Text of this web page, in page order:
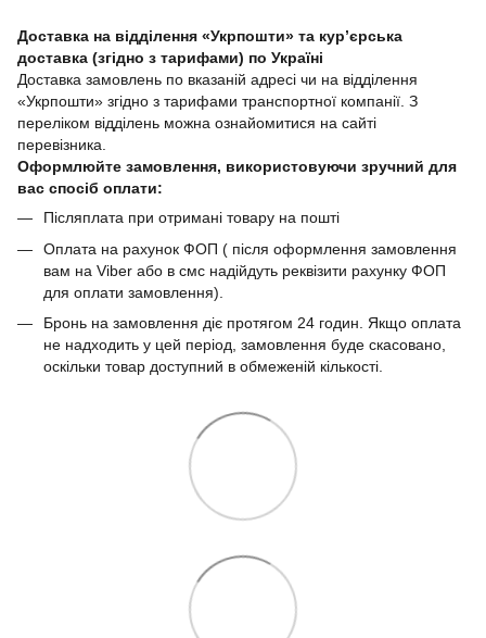
Доставка на відділення «Укрпошти» та кур’єрська
доставка (згідно з тарифами) по Україні
Доставка замовлень по вказаній адресі чи на відділення
«Укрпошти» згідно з тарифами транспортної компанії. З
переліком відділень можна ознайомитися на сайті
перевізника.
Оформлюйте замовлення, використовуючи зручний для
вас спосіб оплати:
Післяплата при отримані товару на пошті
Оплата на рахунок ФОП ( після оформлення замовлення
вам на Viber або в смс надійдуть реквізити рахунку ФОП
для оплати замовлення).
Бронь на замовлення діє протягом 24 годин. Якщо оплата
не надходить у цей період, замовлення буде скасовано,
оскільки товар доступний в обмеженій кількості.